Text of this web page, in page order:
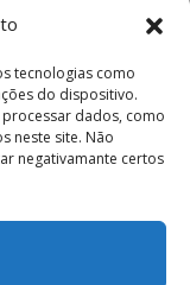
tecnologias como
do dispositivo.
dados, como
neste site. Não
negativamante certos